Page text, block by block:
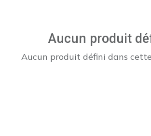
Aucun produit
Aucun produit défini dans